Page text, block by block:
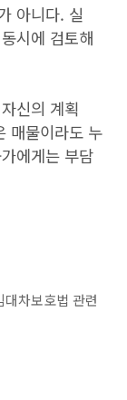
아니다. 실
시에 검토해
신의 계획
매물이라도 누
에게는 부담
차보호법 관련